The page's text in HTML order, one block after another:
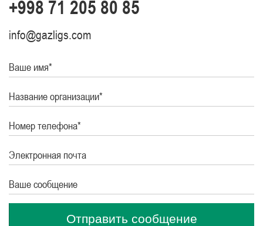
+998 71 205 80 85
info@gazligs.com
Ваше имя*
Название организации*
Номер телефона*
Электронная почта
Ваше сообщение
Отправить сообщение